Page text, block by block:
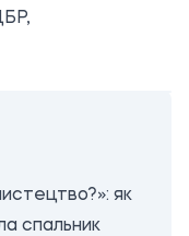
як
спальник